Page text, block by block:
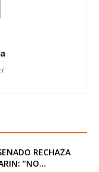
RECHAZA
“NO...